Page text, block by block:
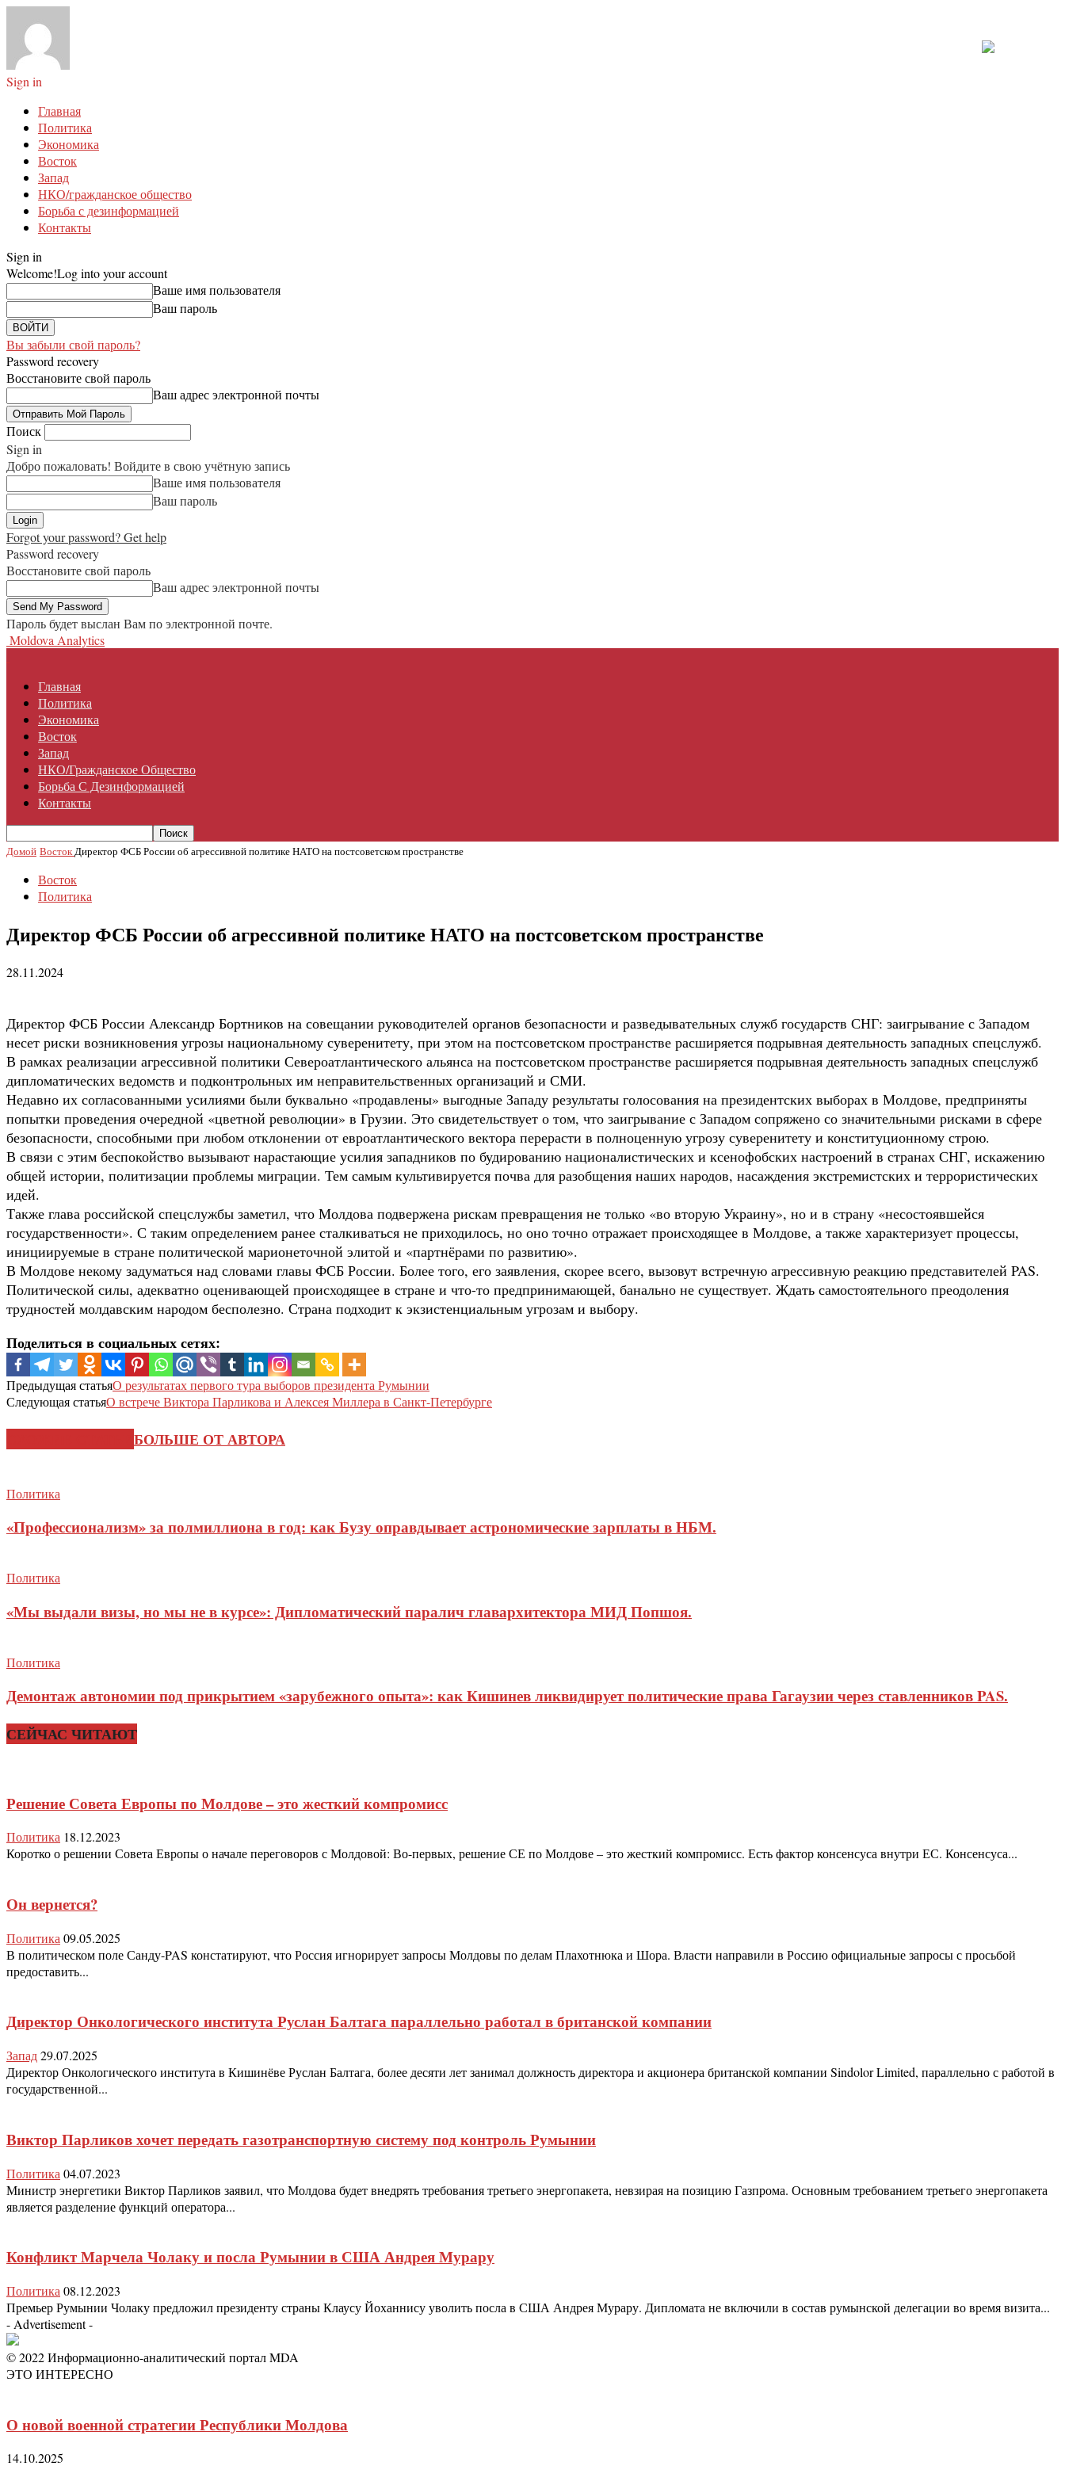
Sign in
Главная
Политика
Экономика
Восток
Запад
НКО/гражданское общество
Борьба с дезинформацией
Контакты
Sign in
Welcome!Log into your account
Ваше имя пользователя
Ваш пароль
Вы забыли свой пароль?
Password recovery
Восстановите свой пароль
Ваш адрес электронной почты
Поиск
Sign in
Добро пожаловать! Войдите в свою учётную запись
Ваше имя пользователя
Ваш пароль
Forgot your password? Get help
Password recovery
Восстановите свой пароль
Ваш адрес электронной почты
Пароль будет выслан Вам по электронной почте.
Moldova Analytics
Главная
Политика
Экономика
Восток
Запад
НКО/гражданское Общество
Борьба С Дезинформацией
Контакты
Домой ВостокДиректор ФСБ России об агрессивной политике НАТО на постсоветском пространстве
Восток
Политика
Директор ФСБ России об агрессивной политике НАТО на постсоветском пространстве
28.11.2024
Директор ФСБ России Александр Бортников на совещании руководителей органов безопасности и разведывательных служб государств СНГ: заигрывание с Западом
несет риски возникновения угрозы национальному суверенитету, при этом на постсоветском пространстве расширяется подрывная деятельность западных спецслужб.
В рамках реализации агрессивной политики Североатлантического альянса на постсоветском пространстве расширяется подрывная деятельность западных спецслужб
дипломатических ведомств и подконтрольных им неправительственных организаций и СМИ.
Недавно их согласованными усилиями были буквально «продавлены» выгодные Западу результаты голосования на президентских выборах в Молдове, предприняты
попытки проведения очередной «цветной революции» в Грузии. Это свидетельствует о том, что заигрывание с Западом сопряжено со значительными рисками в сфере
безопасности, способными при любом отклонении от евроатлантического вектора перерасти в полноценную угрозу суверенитету и конституционному строю.
В связи с этим беспокойство вызывают нарастающие усилия западников по будированию националистических и ксенофобских настроений в странах СНГ, искажению
общей истории, политизации проблемы миграции. Тем самым культивируется почва для разобщения наших народов, насаждения экстремистских и террористических
идей.
Также глава российской спецслужбы заметил, что Молдова подвержена рискам превращения не только «во вторую Украину», но и в страну «несостоявшейся
государственности». С таким определением ранее сталкиваться не приходилось, но оно точно отражает происходящее в Молдове, а также характеризует процессы,
инициируемые в стране политической марионеточной элитой и «партнёрами по развитию».
В Молдове некому задуматься над словами главы ФСБ России. Более того, его заявления, скорее всего, вызовут встречную агрессивную реакцию представителей PAS.
Политической силы, адекватно оценивающей происходящее в стране и что-то предпринимающей, банально не существует. Ждать самостоятельного преодоления
трудностей молдавским народом бесполезно. Страна подходит к экзистенциальным угрозам и выбору.
Поделиться в социальных сетях:
Предыдущая статьяО результатах первого тура выборов президента Румынии
Следующая статьяО встрече Виктора Парликова и Алексея Миллера в Санкт-Петербурге
БОЛЬШЕ ОТ АВТОРА
Политика
«Профессионализм» за полмиллиона в год: как Бузу оправдывает астрономические зарплаты в НБМ.
Политика
«Мы выдали визы, но мы не в курсе»: Дипломатический паралич главархитектора МИД Попшоя.
Политика
Демонтаж автономии под прикрытием «зарубежного опыта»: как Кишинев ликвидирует политические права Гагаузии через ставленников PAS.
СЕЙЧАС ЧИТАЮТ
Решение Совета Европы по Молдове – это жесткий компромисс
Политика 18.12.2023
Коротко о решении Совета Европы о начале переговоров с Молдовой: Во-первых, решение СЕ по Молдове – это жесткий компромисс. Есть фактор консенсуса внутри ЕС. Консенсуса...
Он вернется?
Политика 09.05.2025
В политическом поле Санду-PAS констатируют, что Россия игнорирует запросы Молдовы по делам Плахотнюка и Шора. Власти направили в Россию официальные запросы с просьбой
предоставить...
Директор Онкологического института Руслан Балтага параллельно работал в британской компании
Запад29.07.2025
Директор Онкологического института в Кишинёве Руслан Балтага, более десяти лет занимал должность директора и акционера британской компании Sindolor Limited, параллельно с работой в
государственной...
Виктор Парликов хочет передать газотранспортную систему под контроль Румынии
Политика 04.07.2023
Министр энергетики Виктор Парликов заявил, что Молдова будет внедрять требования третьего энергопакета, невзирая на позицию Газпрома. Основным требованием третьего энергопакета
является разделение функций оператора...
Конфликт Марчела Чолаку и посла Румынии в США Андрея Мурару
Политика 08.12.2023
Премьер Румынии Чолаку предложил президенту страны Клаусу Йоханнису уволить посла в США Андрея Мурару. Дипломата не включили в состав румынской делегации во время визита...
- Advertisement -
© 2022 Информационно-аналитический портал MDA
ЭТО ИНТЕРЕСНО
О новой военной стратегии Республики Молдова
14.10.2025